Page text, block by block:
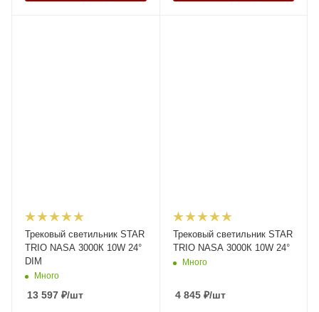
Трековый светильник STAR
TRIO NASA 3000К 10W 24°
DIM
Много
13 597 ₽/шт
Трековый светильник STAR
TRIO NASA 3000К 10W 24°
Много
4 845₽/шт